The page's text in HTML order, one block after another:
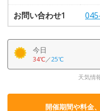
お問い合わせ1
今日
34℃／25℃
天気情
開催期間や料金